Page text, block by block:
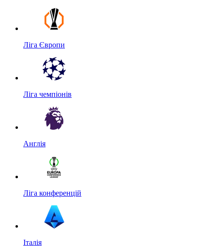
Ліга Європи
Ліга чемпіонів
Англія
Ліга конференцій
Італія